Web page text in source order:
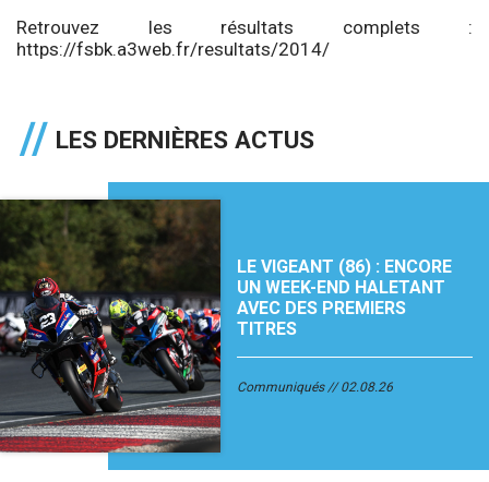
Retrouvez les résultats complets :
https://fsbk.a3web.fr/resultats/2014/
LES DERNIÈRES ACTUS
LE VIGEANT (86) : ENCORE
UN WEEK-END HALETANT
AVEC DES PREMIERS
TITRES
Communiqués 02.08.26